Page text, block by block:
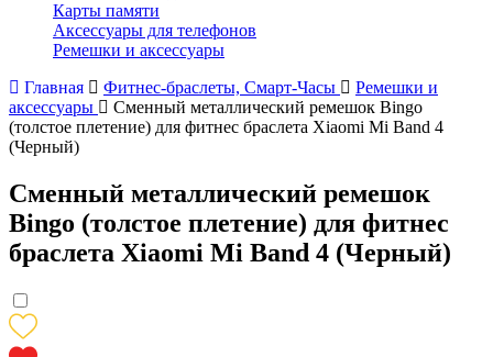
Карты памяти
Аксессуары для телефонов
Ремешки и аксессуары
Главная
Фитнес-браслеты, Смарт-Часы
Ремешки и
аксессуары
Сменный металлический ремешок Bingo
(толстое плетение) для фитнес браслета Xiaomi Mi Band 4
(Черный)
Сменный металлический ремешок
Bingo (толстое плетение) для фитнес
браслета Xiaomi Mi Band 4 (Черный)